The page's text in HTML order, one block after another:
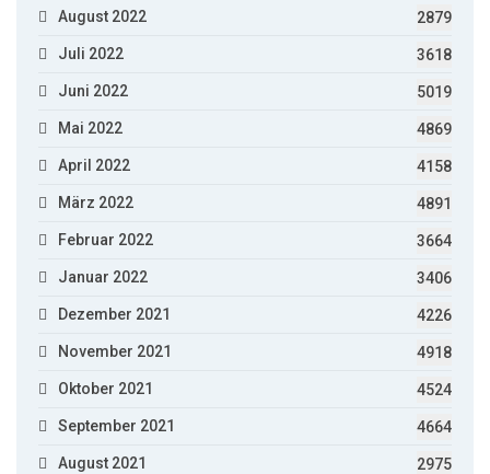
August 2022 2879
Juli 2022 3618
Juni 2022 5019
Mai 2022 4869
April 2022 4158
März 2022 4891
Februar 2022 3664
Januar 2022 3406
Dezember 2021 4226
November 2021 4918
Oktober 2021 4524
September 2021 4664
August 2021 2975